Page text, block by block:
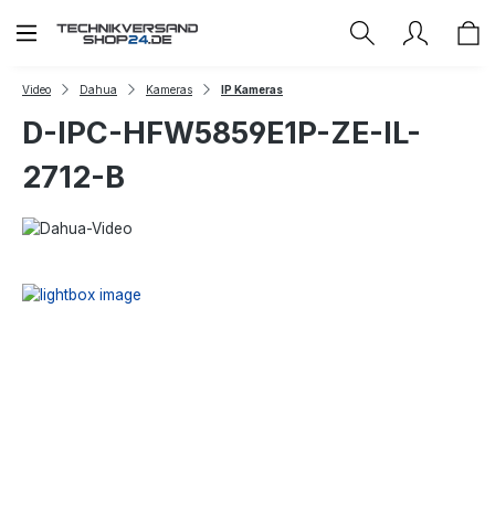
Zum Hauptinhalt springen
Video Dahua Kameras IP Kameras
D-IPC-HFW5859E1P-ZE-IL-
2712-B